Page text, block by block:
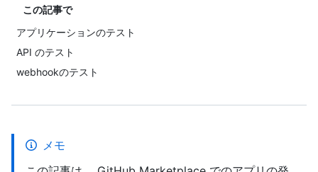
この記事で
アプリケーションのテスト
API のテスト
webhookのテスト
メモ